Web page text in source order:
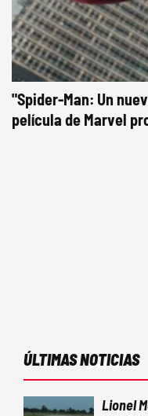
"Spider-Man: Un
película de Marvel
ÚLTIMAS NOTICIAS
Lionel